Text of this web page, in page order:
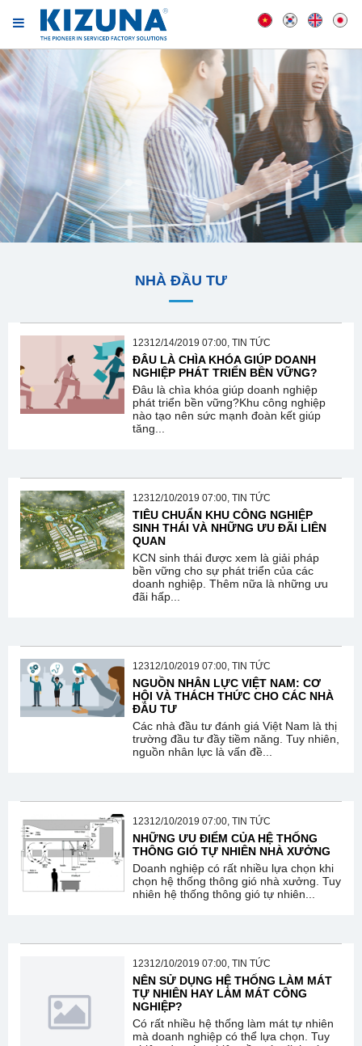
NHÀ ĐẦU TƯ
12312/14/2019 07:00, TIN TỨC
ĐÂU LÀ CHÌA KHÓA GIÚP DOANH
NGHIỆP PHÁT TRIỂN BỀN VỮNG?
Đâu là chìa khóa giúp doanh nghiệp
phát triển bền vững?Khu công nghiệp
nào tạo nên sức mạnh đoàn kết giúp
tăng...
12312/10/2019 07:00, TIN TỨC
TIÊU CHUẨN KHU CÔNG NGHIỆP
SINH THÁI VÀ NHỮNG ƯU ĐÃI LIÊN
QUAN
KCN sinh thái được xem là giải pháp
bền vững cho sự phát triển của các
doanh nghiệp. Thêm nữa là những ưu
đãi hấp...
12312/10/2019 07:00, TIN TỨC
NGUỒN NHÂN LỰC VIỆT NAM: CƠ
HỘI VÀ THÁCH THỨC CHO CÁC NHÀ
ĐẦU TƯ
Các nhà đầu tư đánh giá Việt Nam là thị
trường đầu tư đầy tiềm năng. Tuy nhiên,
nguồn nhân lực là vấn đề...
12312/10/2019 07:00, TIN TỨC
NHỮNG ƯU ĐIỂM CỦA HỆ THỐNG
THÔNG GIÓ TỰ NHIÊN NHÀ XƯỞNG
Doanh nghiệp có rất nhiều lựa chọn khi
chọn hệ thống thông gió nhà xưởng. Tuy
nhiên hệ thống thông gió tự nhiên...
12312/10/2019 07:00, TIN TỨC
NÊN SỬ DỤNG HỆ THỐNG LÀM MÁT
TỰ NHIÊN HAY LÀM MÁT CÔNG
NGHIỆP?
Có rất nhiều hệ thống làm mát tự nhiên
mà doanh nghiệp có thể lựa chọn. Tuy